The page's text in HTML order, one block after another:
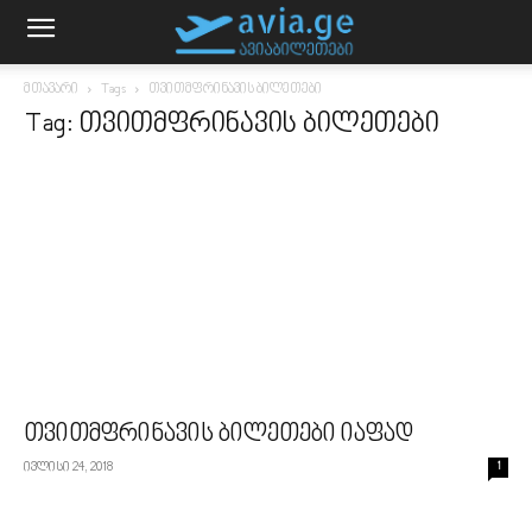
მთავარი Tags თვითმფრინავის ბილეთები
Tag: თვითმფრინავის ბილეთები
თვითმფრინავის ბილეთები იაფად
ივლისი 24, 2018 1